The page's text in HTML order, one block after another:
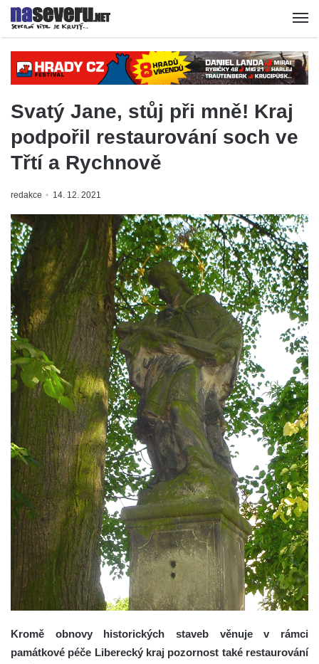
Svatý Jane, stůj při mně! Kraj
podpořil restaurování soch ve
Třtí a Rychnově
redakce 14. 12. 2021
Kromě obnovy historických staveb věnuje v rámci
památkové péče Liberecký kraj pozornost také restaurování